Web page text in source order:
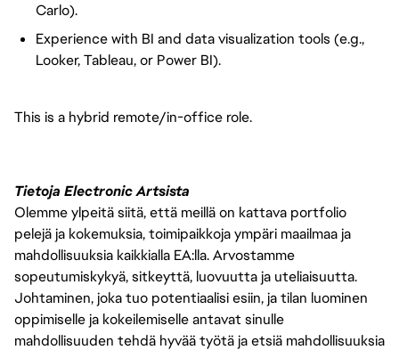
Carlo).
Experience with BI and datavisualization tools (e.g.,
Looker, Tableau, or Power BI).
This is a hybrid remote/in-office role.
Tietoja Electronic Artsista
Olemme ylpeitä siitä, että meillä on kattava portfolio
pelejä ja kokemuksia, toimipaikkoja ympäri maailmaa ja
mahdollisuuksia kaikkialla EA:lla. Arvostamme
sopeutumiskykyä, sitkeyttä, luovuutta ja uteliaisuutta.
Johtaminen, joka tuo potentiaalisi esiin, ja tilan luominen
oppimiselle ja kokeilemiselle antavat sinulle
mahdollisuuden tehdä hyvää työtä ja etsiä mahdollisuuksia